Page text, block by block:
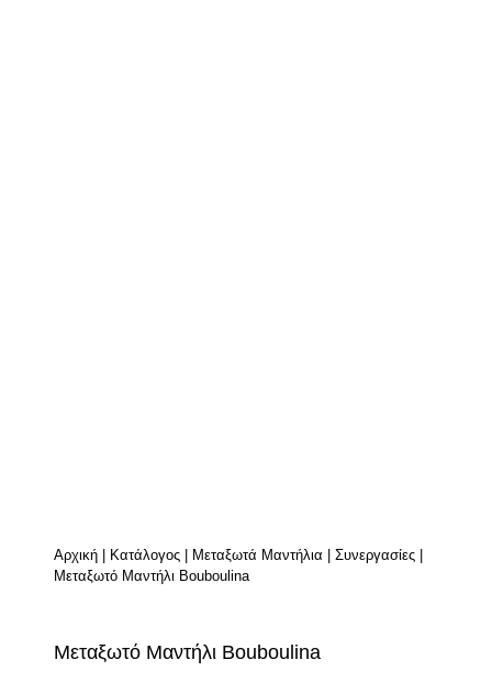
Αρχική | Κατάλογος | Μεταξωτά Μαντήλια | Συνεργασίες |
Μεταξωτό Μαντήλι Bouboulina
Μεταξωτό Μαντήλι Bouboulina